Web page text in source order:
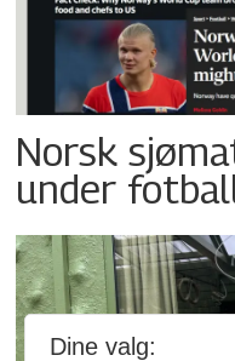
Norsk
under
Dine valg: